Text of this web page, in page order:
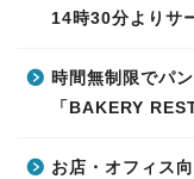
14時30分よりサ
時間無制限でパ
「BAKERY
お店・オフィス